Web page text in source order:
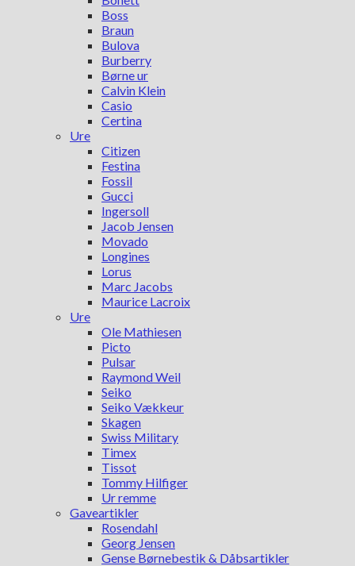
Boss
Braun
Bulova
Burberry
Børne ur
Calvin Klein
Casio
Certina
Ure
Citizen
Festina
Fossil
Gucci
Ingersoll
Jacob Jensen
Movado
Longines
Lorus
Marc Jacobs
Maurice Lacroix
Ure
Ole Mathiesen
Picto
Pulsar
Raymond Weil
Seiko
Seiko Vækkeur
Skagen
Swiss Military
Timex
Tissot
Tommy Hilfiger
Ur remme
Gaveartikler
Rosendahl
Georg Jensen
Gense Børnebestik & Dåbsartikler